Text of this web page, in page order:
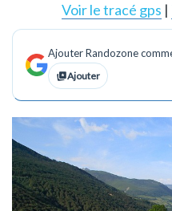
Voir le tracé gps |
Ajouter Randozone
Ajouter